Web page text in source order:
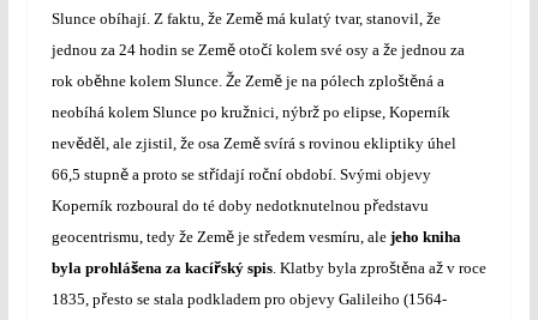
Slunce obíhají. Z faktu, že Zeměmá kulatý tvar, stanovil, že
jednou za 24 hodin se Zeměotočí kolem své osy a že jednou za
rok oběhne kolem Slunce. Že Zeměje na pólech zploštěná a
neobíhá kolem Slunce po kružnici, nýbržpo elipse, Koperník
nevěděl, ale zjistil, že osa Zeměsvírá s rovinou ekliptiky úhel
66,5 stupněa proto se střídají roční období. Svými objevy
Koperník rozboural do té doby nedotknutelnou představu
geocentrismu, tedy že Zeměje středem vesmíru, alejeho kniha
byla prohlášena za kacířský spis. Klatby byla zproštěna ažv roce
1835, přesto se stala podkladem pro objevy Galileiho (1564-